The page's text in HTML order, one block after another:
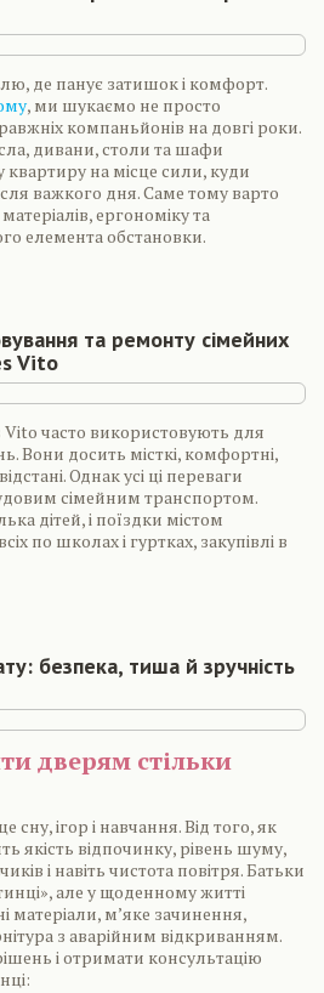
де панує затишок і комфорт.
, ми шукаємо не просто
компаньйонів на довгі роки.
дивани, столи та шафи
на місце сили, куди
важкого дня. Саме тому варто
ергономіку та
елемента обстановки.
та ремонту сімейних
Vito
часто використовують для
Вони досить місткі, комфортні,
Однак усі ці переваги
сімейним транспортом.
дітей, і поїздки містом
по школах і гуртках, закупівлі в
безпека, тиша й зручність
дверям стільки
сну, ігор і навчання. Від того, як
якість відпочинку, рівень шуму,
і навіть чистота повітря. Батьки
але у щоденному житті
матеріали, м’яке зачинення,
з аварійним відкриванням.
і отримати консультацію